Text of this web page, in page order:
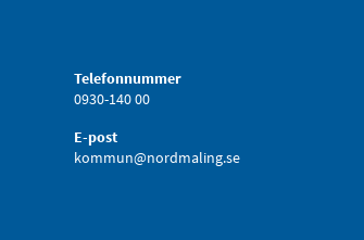
Telefonnummer
0930-140 00
E-post
kommun@nordmaling.se